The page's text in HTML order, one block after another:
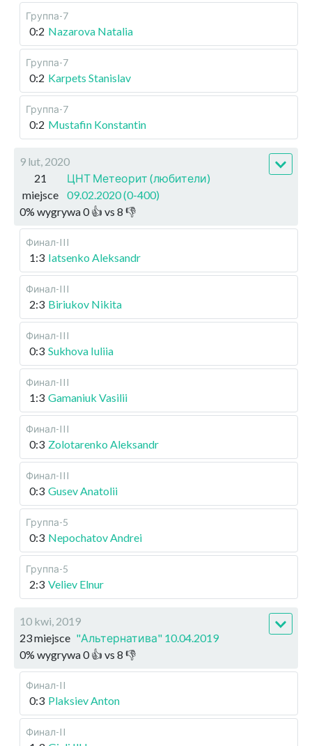
Группа-7
0:2 Nazarova Natalia
Группа-7
0:2 Karpets Stanislav
Группа-7
0:2 Mustafin Konstantin
9 lut, 2020
21
miejsce
ЦНТ Метеорит (любители)
09.02.2020 (0-400)
0% wygrywa0👍 vs 8 👎
Финал-III
1:3 Iatsenko Aleksandr
Финал-III
2:3 Biriukov Nikita
Финал-III
0:3 Sukhova Iuliia
Финал-III
1:3 Gamaniuk Vasilii
Финал-III
0:3 Zolotarenko Aleksandr
Финал-III
0:3 Gusev Anatolii
Группа-5
0:3 Nepochatov Andrei
Группа-5
2:3 Veliev Elnur
10 kwi, 2019
23 miejsce "Альтернатива" 10.04.2019
0% wygrywa0👍 vs 8 👎
Финал-II
0:3 Plaksiev Anton
Финал-II